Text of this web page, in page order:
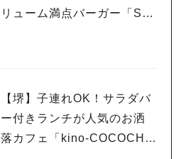
リューム満点バーガー「SE
【堺】子連れOK！サラダバ
ー付きランチが人気のお洒
落カフェ「kino-COCOCHI